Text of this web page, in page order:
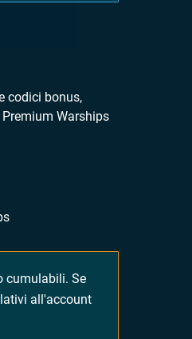
codici bonus,
Warships
cumulabili. Se
all'account